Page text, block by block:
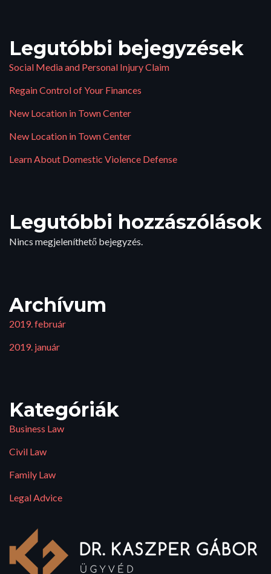
Legutóbbi bejegyzések
Social Media and Personal Injury Claim
Regain Control of Your Finances
New Location in Town Center
New Location in Town Center
Learn About Domestic Violence Defense
Legutóbbi hozzászólások
Nincs megjeleníthető bejegyzés.
Archívum
2019. február
2019. január
Kategóriák
Business Law
Civil Law
Family Law
Legal Advice